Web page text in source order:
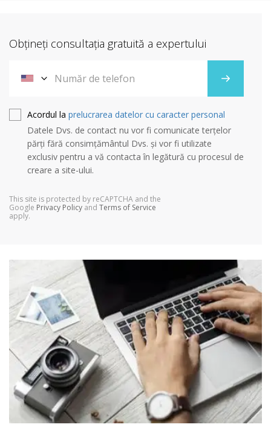
Obțineți consultația gratuită a expertului
Acordul la prelucrarea datelor cu caracter personal
Datele Dvs. de contact nu vor fi comunicate terțelor
părți fără consimțământul Dvs. și vor fi utilizate
exclusiv pentru a vă contacta în legătură cu procesul de
creare a site-ului.
This site is protected by reCAPTCHA and the
Google Privacy Policy and Terms of Service
apply.